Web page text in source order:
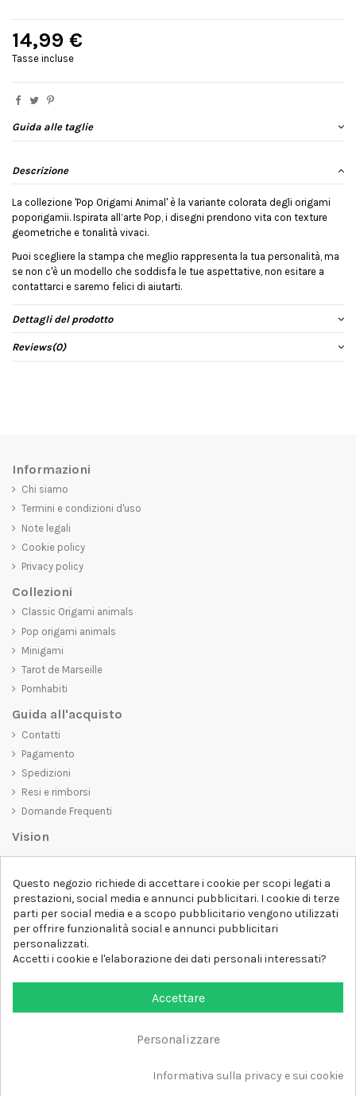
14,99 €
Tasse incluse
Guida alle taglie
Descrizione
La collezione 'Pop Origami Animal' è la variante colorata degli origami
poporigamii. Ispirata all’arte Pop, i disegni prendono vita con texture
geometriche e tonalità vivaci.
Puoi scegliere la stampa che meglio rappresenta la tua personalità, ma
se non c'è un modello che soddisfa le tue aspettative, non esitare a
contattarci e saremo felici di aiutarti.
Dettagli del prodotto
Reviews(0)
Informazioni
Chi siamo
Termini e condizioni d'uso
Note legali
Cookie policy
Privacy policy
Collezioni
Classic Origami animals
Pop origami animals
Minigami
Tarot de Marseille
Pornhabiti
Guida all'acquisto
Contatti
Pagamento
Spedizioni
Resi e rimborsi
Domande Frequenti
Vision
belli da vedere, ma che trasmettano anche un messaggio importante.
Che siate alla ricerca di una t-shirt unica e di tendenza, di una felpa
comoda e accogliente o di un accessorio esclusivo,D-SHIRTha
qualcosa per tutti.
Follow us
Questo negozio richiede di accettare i cookie per scopi legati a
prestazioni, social media e annunci pubblicitari. I cookie di terze
parti per social media e a scopo pubblicitario vengono utilizzati
per offrire funzionalità social e annunci pubblicitari
personalizzati.
Accetti i cookie e l'elaborazione dei dati personali interessati?
Accettare
Personalizzare
Informativa sulla privacy e sui cookie